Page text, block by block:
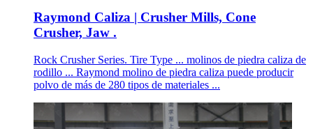
Raymond Caliza | Crusher Mills, Cone
Crusher, Jaw .
Rock Crusher Series. Tire Type ... molinos de piedra caliza de
rodillo ... Raymond molino de piedra caliza puede producir
polvo de más de 280 tipos de materiales ...